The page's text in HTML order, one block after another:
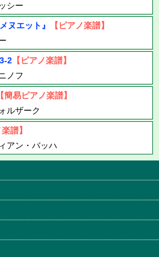
シー
ヌエット』
【ピアノ楽譜】
2 【ピアノ楽譜】
ノフ
【簡易ピアノ楽譜】
ルザーク
譜】
アン・バッハ